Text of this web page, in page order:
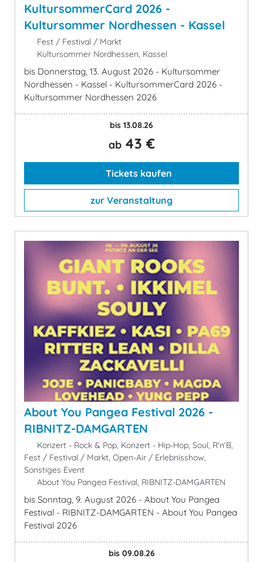
KultursommerCard 2026 -
Kultursommer Nordhessen - Kassel
Fest / Festival / Markt
Kultursommer Nordhessen, Kassel
bis Donnerstag, 13. August 2026 - Kultursommer
Nordhessen - Kassel - KultursommerCard 2026 -
Kultursommer Nordhessen 2026
bis 13.08.26
ab 43 €
Tickets kaufen
zur Veranstaltung
About You Pangea Festival 2026 -
RIBNITZ-DAMGARTEN
Konzert - Rock & Pop, Konzert - Hip-Hop, Soul, R'n'B,
Fest / Festival / Markt, Open-Air / Erlebnisshow,
Sonstiges Event
About You Pangea Festival, RIBNITZ-DAMGARTEN
bis Sonntag, 9. August 2026 - About You Pangea
Festival - RIBNITZ-DAMGARTEN - About You Pangea
Festival 2026
bis 09.08.26